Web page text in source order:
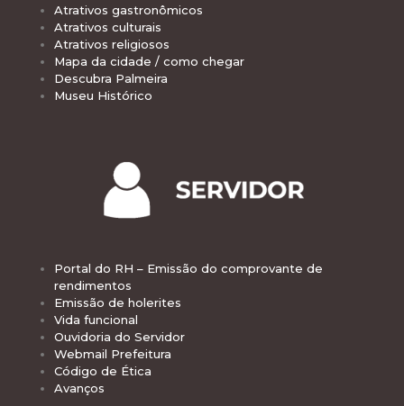
Atrativos gastronômicos
Atrativos culturais
Atrativos religiosos
Mapa da cidade / como chegar
Descubra Palmeira
Museu Histórico
Portal do RH – Emissão do comprovante de
rendimentos
Emissão de holerites
Vida funcional
Ouvidoria do Servidor
Webmail Prefeitura
Código de Ética
Avanços